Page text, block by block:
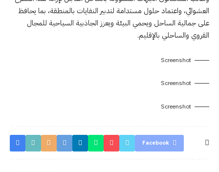
العشوائي، واعتماد حلول مستدامة لتدبير النفايات بالمنطقة، بما يحافظ
على جمالية الساحل ويحمي البيئة ويعزز الجاذبية السياحية للمجال
القروي والساحلي بالإقليم.
Screenshot
Screenshot
Screenshot
Facebook